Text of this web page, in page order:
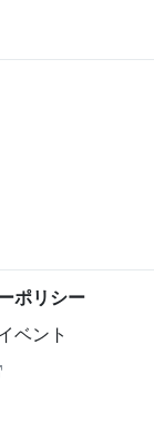
ポリシー
ベント